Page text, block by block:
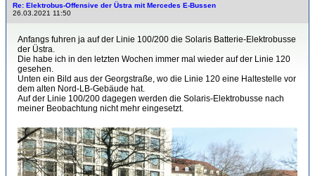
Re: Elektrobus-Offensive der Üstra mit Mercedes E-Bussen
26.03.2021 11:50
Anfangs fuhren ja auf der Linie 100/200 die Solaris Batterie-Elektrobusse
der Üstra.
Die habe ich in den letzten Wochen immer mal wieder auf der Linie 120
gesehen.
Unten ein Bild aus der Georgstraße, wo die Linie 120 eine Haltestelle vor
dem alten Nord-LB-Gebäude hat.
Auf der Linie 100/200 dagegen werden die Solaris-Elektrobusse nach
meiner Beobachtung nicht mehr eingesetzt.